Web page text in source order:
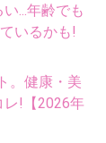
...年齢でも
いるかも!
。健康・美
レ!【2026年